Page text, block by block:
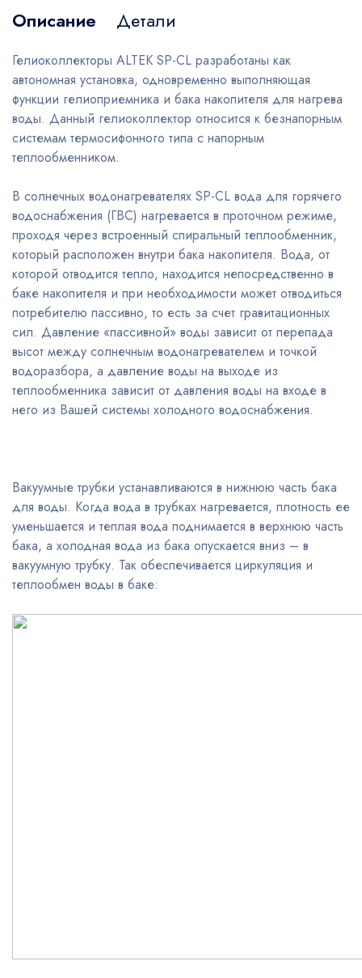
Описание Детали
Гелиоколлекторы ALTEK SP-CL разработаны как
автономная установка, одновременно выполняющая
функции гелиоприемника и бака накопителя для нагрева
воды. Данный гелиоколлектор относится к безнапорным
системам термосифонного типа с напорным
теплообменником.
В солнечных водонагревателях SP-CL вода для горячего
водоснабжения (ГВС) нагревается в проточном режиме,
проходя через встроенный спиральный теплообменник,
который расположен внутри бака накопителя. Вода, от
которой отводится тепло, находится непосредственно в
баке накопителя и при необходимости может отводиться
потребителю пассивно, то есть за счет гравитационных
сил. Давление «пассивной» воды зависит от перепада
высот между солнечным водонагревателем и точкой
водоразбора, а давление воды на выходе из
теплообменника зависит от давления воды на входе в
него из Вашей системы холодного водоснабжения.
Вакуумные трубки устанавливаются в нижнюю часть бака
для воды. Когда вода в трубках нагревается, плотность ее
уменьшается и теплая вода поднимается в верхнюю часть
бака, а холодная вода из бака опускается вниз – в
вакуумную трубку. Так обеспечивается циркуляция и
теплообмен воды в баке: